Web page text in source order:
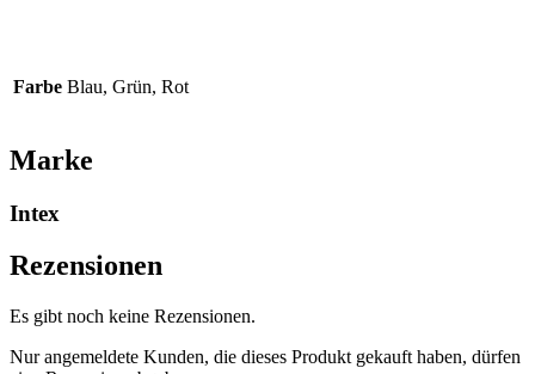
Farbe Blau, Grün, Rot
Marke
Intex
Rezensionen
Es gibt noch keine Rezensionen.
Nur angemeldete Kunden, die dieses Produkt gekauft haben, dürfen